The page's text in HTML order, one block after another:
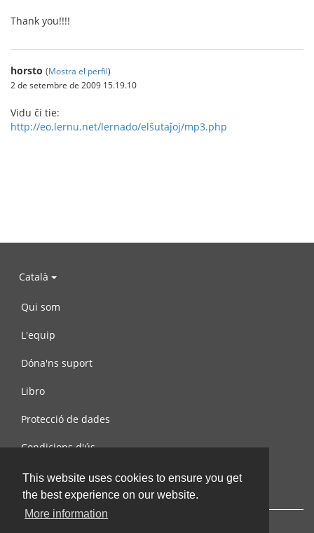
This website uses cookies to ensure you get
the best experience on our website.
More information
Thank you!!!!
horsto (Mostra el perfil)
2 de setembre de 2009 15.19.10
Vidu ĉi tie:
http://eo.lernu.net/lernado/elŝutaĵoj/mp3.php
Català
Qui som
L'equip
Dóna'ns suport
Libro
Protecció de dades
Condicions d'ús
Contacta amb nosaltres